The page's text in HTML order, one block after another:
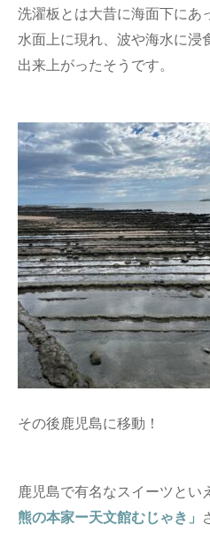
洗濯板とは大昔に海面下にあ
水面上に現れ、波や海水に浸
出来上がったそうです。
その後鹿児島に移動！
鹿児島で有名なスイーツとい
熊の本家ー天文館むじゃき」